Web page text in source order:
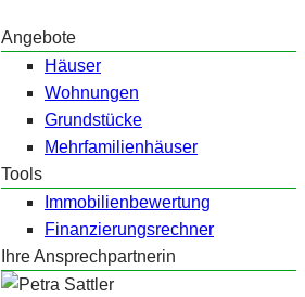
Angebote
Häuser
Wohnungen
Grundstücke
Mehrfamilienhäuser
Tools
Immobilienbewertung
Finanzierungsrechner
Ihre Ansprechpartnerin